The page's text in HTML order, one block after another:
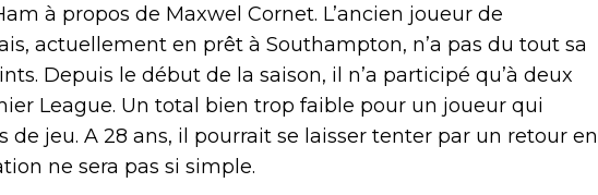
à propos de Maxwel Cornet. L’ancien joueur de
actuellement en prêt à Southampton, n’a pas du tout sa
Depuis le début de la saison, il n’a participé qu’à deux
League. Un total bien trop faible pour un joueur qui
jeu. A 28 ans, il pourrait se laisser tenter par un retour en
ne sera pas si simple.